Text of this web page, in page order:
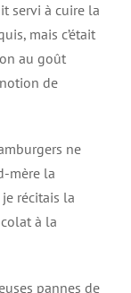
servi à cuire la
mais c’était
au goût
de
ne
mère la
récitais la
à la
pannes de